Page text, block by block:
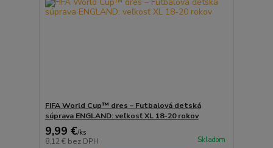
FIFA World Cup™ dres – Futbalová detská
súprava ENGLAND: veľkosť XL 18-20 rokov
9,99 €/ks
8,12 € bez DPH Skladom